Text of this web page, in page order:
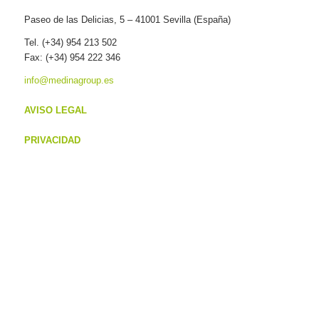
Paseo de las Delicias, 5 – 41001 Sevilla (España)
Tel. (+34) 954 213 502
Fax: (+34) 954 222 346
info@medinagroup.es
AVISO LEGAL
PRIVACIDAD